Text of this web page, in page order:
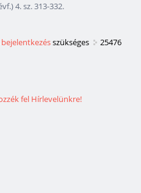
4. sz. 313-332.
bejelentkezésszükséges
25476
fel Hírlevelünkre!